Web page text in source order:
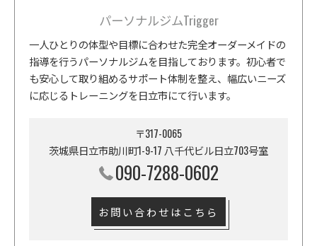
パーソナルジムTrigger
一人ひとりの体型や目標に合わせた完全オーダーメイドの
指導を行うパーソナルジムを目指しております。初心者で
も安心して取り組めるサポート体制を整え、幅広いニーズ
に応じるトレーニングを日立市にて行います。
〒317-0065
茨城県日立市助川町1-9-17 八千代ビル日立703号室
090-7288-0602
お問い合わせはこちら